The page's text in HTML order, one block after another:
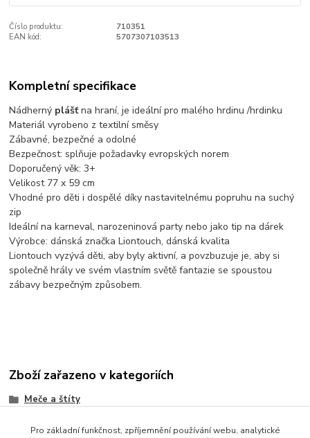
Číslo produktu:
710351
EAN kód:
5707307103513
Kompletní specifikace
Nádherný plášťna hraní, je ideální pro malého hrdinu /hrdinku
Materiál vyrobeno z textilní směsy
Zábavné, bezpečné a odolné
Bezpečnost: splňuje požadavky evropských norem
Doporučený věk: 3+
Velikost 77 x 59 cm
Vhodné pro děti i dospělé díky nastavitelnému popruhu na suchý
zip
Ideální na karneval, narozeninová party nebo jako tip na dárek
Výrobce: dánská značka Liontouch, dánská kvalita
Liontouch vyzývá děti, aby byly aktivní, a povzbuzuje je, aby si
společně hrály ve svém vlastním světě fantazie se spoustou
zábavy bezpečným způsobem.
Zboží zařazeno v kategoriích
Meče a štíty
Pro základní funkčnost, zpříjemnění používání webu, analytické